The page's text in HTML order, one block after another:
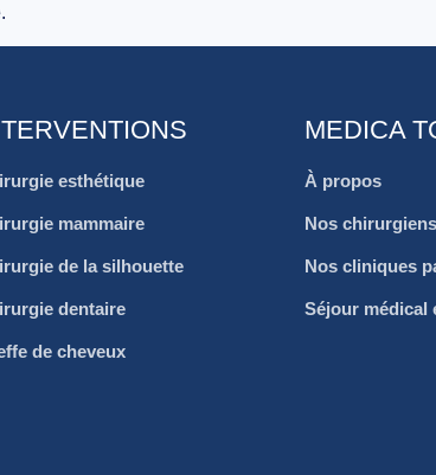
esthétique
mammaire
de la silhouette
dentaire
de cheveux
MEDICA
À propos
Nos chirurgiens
Nos cliniques
Séjour médical